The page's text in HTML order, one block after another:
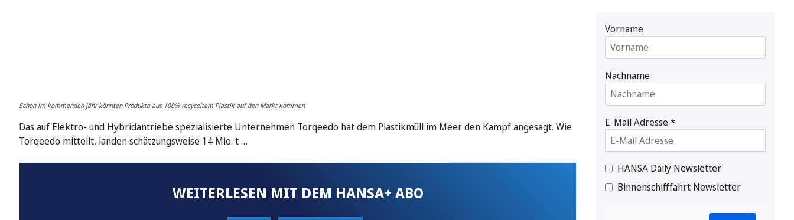
Schon im kommenden jähr könnten Produkte aus 100% recyceltem Plastik auf den Markt kommen
Das auf Elektro- und Hybridantriebe spezialisierte Unternehmen Torqeedo hat dem Plastikmüll im Meer den Kampf angesagt. Wie
Torqeedo mitteilt, landen schätzungsweise 14 Mio. t …
WEITERLESEN MIT DEM HANSA+ ABO
Vorname
Nachname
E-Mail Adresse*
HANSA Daily Newsletter
Binnenschifffahrt Newsletter